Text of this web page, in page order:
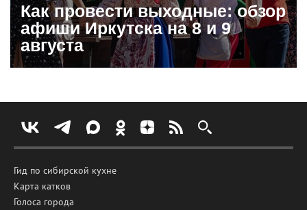
Как провести выходные: обзор
афиши Иркутска на 8 и 9
августа
Гид по сибирской кухне
Карта катков
Голоса города